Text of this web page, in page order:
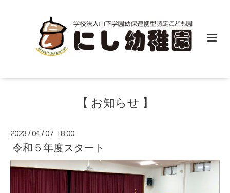
【 お知らせ 】
2023 /04 /07 18:00
令和５年度スタート